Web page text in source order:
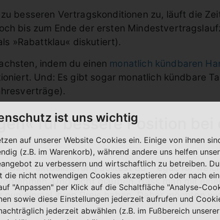
besseren Vertragskonditionen zu, läuft die
bis zum Ende der ersten
»Rabattklau« diskutiert).
indem du einen monatlich kündbaren
Und: Es gibt sogar monatlich kündbare
für bessere Position bei
bzw- aktualisierung solltest du − egal, für
Und nicht glauben, dass man mit
nun einmal ihren Preis haben. Daher möchten
ist uns wichtig
auf unserer Website Cookies ein. Einige von ihnen
(z.B. im Warenkorb), während andere uns helfen unser
zu verbessern und wirtschaftlich zu betreiben. Du
die nicht notwendigen Cookies akzeptieren oder nach
"Anpassen" per Klick auf die Schaltfläche "Analyse-
sowie diese Einstellungen jederzeit aufrufen und
jederzeit abwählen (z.B. im Fußbereich unserer